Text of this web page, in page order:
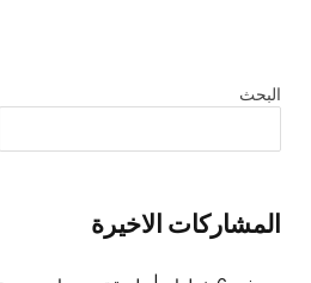
البحث
المشاركات الاخيرة